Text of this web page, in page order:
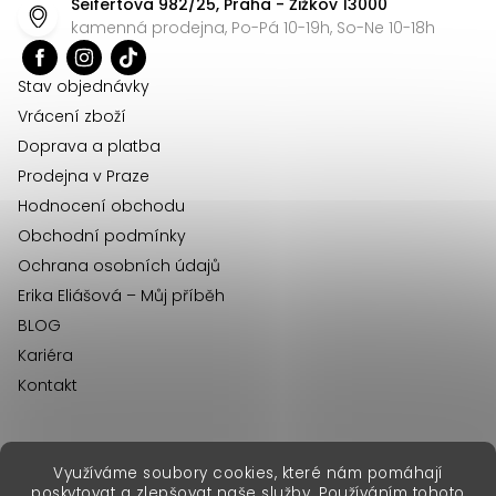
Využíváme soubory cookies, které nám pomáhají
kamenná prodejna, Po-Pá 10-19h, So-Ne 10-18h
Stav objednávky
Vrácení zboží
Doprava a platba
Prodejna v Praze
Hodnocení obchodu
Obchodní podmínky
Ochrana osobních údajů
Erika Eliášová – Můj příběh
BLOG
Kariéra
Kontakt
erikafashion.sk